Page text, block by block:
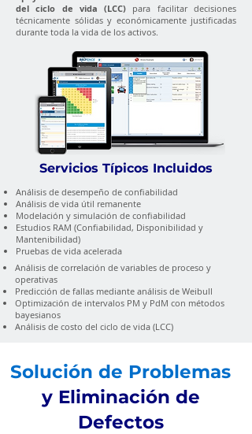
del ciclo de vida (LCC) para facilitar decisiones
técnicamente sólidas y económicamente justificadas
durante toda la vida de los activos.
Servicios Típicos Incluidos
Análisis de correlación de variables de proceso y
operativas
Predicción de fallas mediante análisis de Weibull
Optimización de intervalos PM y PdM con métodos
bayesianos
Análisis de costo del ciclo de vida (LCC)
Análisis de desempeño de confiabilidad
Análisis de vida útil remanente
Modelación y simulación de confiabilidad
Estudios RAM (Confiabilidad, Disponibilidad y
Mantenibilidad)
Pruebas de vida acelerada
Solución de Problemas
y Eliminación de
Defectos